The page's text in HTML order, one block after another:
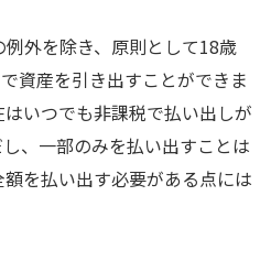
外を除き、原則として18歳
資産を引き出すことができま
いつでも非課税で払い出しが
、一部のみを払い出すことは
を払い出す必要がある点には